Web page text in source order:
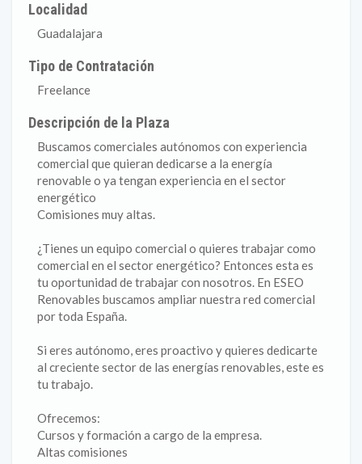
Localidad
Guadalajara
Tipo de Contratación
Freelance
Descripción de la Plaza
Buscamos comerciales autónomos con experiencia
comercial que quieran dedicarse a la energía
renovable o ya tengan experiencia en el sector
energético
Comisiones muy altas.
¿Tienes un equipo comercial o quieres trabajar como
comercial en el sector energético? Entonces esta es
tu oportunidad de trabajar con nosotros. En ESEO
Renovables buscamos ampliar nuestra red comercial
por toda España.
Si eres autónomo, eres proactivo y quieres dedicarte
al creciente sector de las energías renovables, este es
tu trabajo.
Ofrecemos:
Cursos y formación a cargo de la empresa.
Altas comisiones